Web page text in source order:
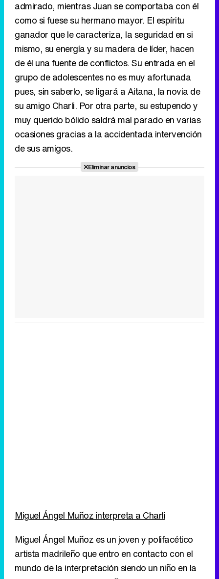
admirado, mientras Juan se comportaba con él
como si fuese su hermano mayor. El espíritu
ganador que le caracteriza, la seguridad en si
mismo, su energía y su madera de líder, hacen
de él una fuente de conflictos. Su entrada en el
grupo de adolescentes no es muy afortunada
pues, sin saberlo, se ligará a Aitana, la novia de
su amigo Charli. Por otra parte, su estupendo y
muy querido bólido saldrá mal parado en varias
ocasiones gracias a la accidentada intervención
de sus amigos.
Eliminar anuncios
Miguel Ángel Muñoz interpreta a Charli
Miguel Ángel Muñoz es un joven y polifacético
artista madrileño que entro en contacto con el
mundo de la interpretación siendo un niño en la